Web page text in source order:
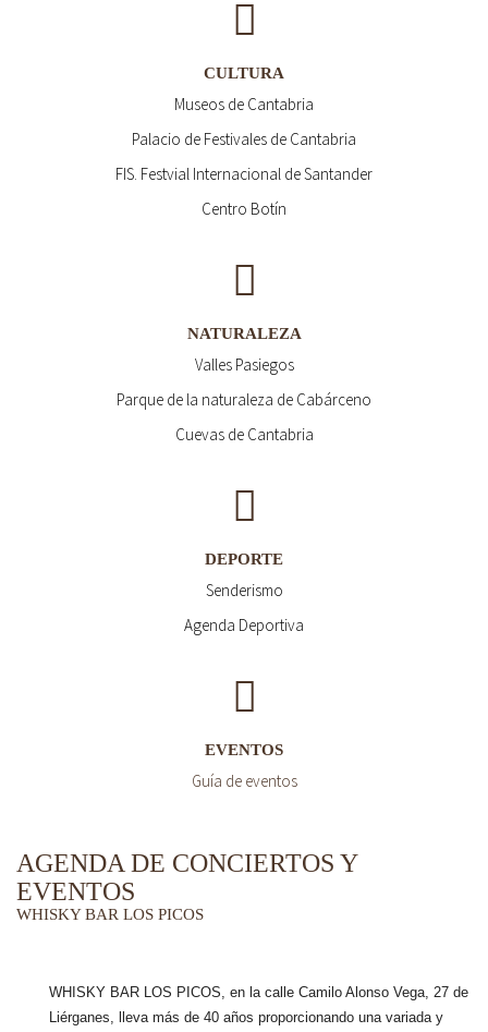
CULTURA
Museos de Cantabria
Palacio de Festivales de Cantabria
FIS. Festvial Internacional de Santander
Centro Botín
NATURALEZA
Valles Pasiegos
Parque de la naturaleza de Cabárceno
Cuevas de Cantabria
DEPORTE
Senderismo
Agenda Deportiva
EVENTOS
Guía de eventos
AGENDA DE CONCIERTOS Y
EVENTOS
WHISKY BAR LOS PICOS
WHISKY BAR LOS PICOS, en la calle Camilo Alonso Vega, 27 de
Liérganes, lleva más de 40 años proporcionando una variada y